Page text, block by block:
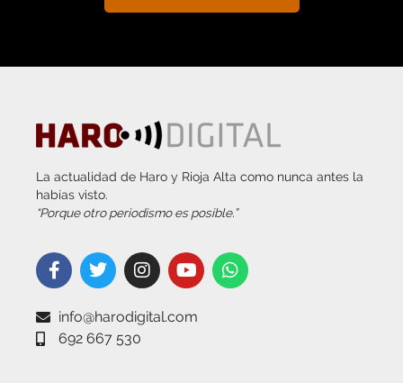
La actualidad de Haro y Rioja Alta como nunca antes la
habías visto.
“Porque otro periodismo es posible.”
info@harodigital.com
692 667 530